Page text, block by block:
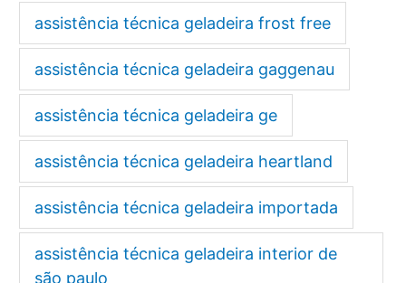
assistência técnica geladeira frost free
assistência técnica geladeira gaggenau
assistência técnica geladeira ge
assistência técnica geladeira heartland
assistência técnica geladeira importada
assistência técnica geladeira interior de
são paulo